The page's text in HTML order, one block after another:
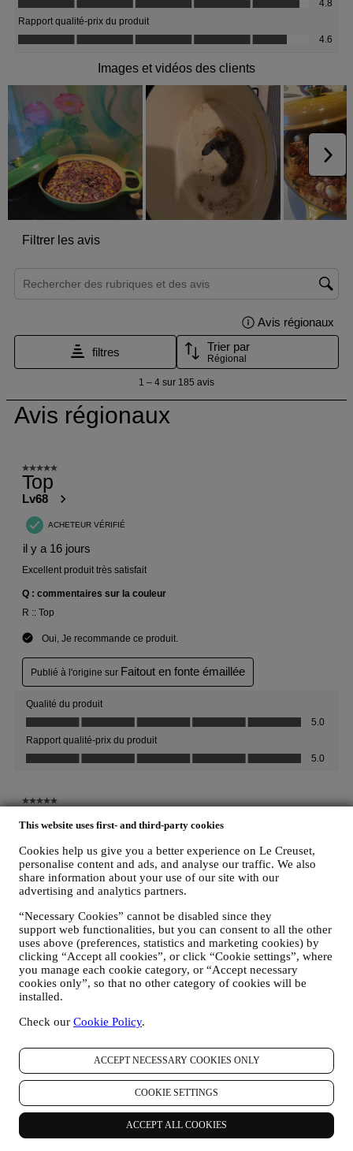
This website uses first- and third-party cookies
Cookies help us give you a better experience on Le Creuset,
personalise content and ads, and analyse our traffic. We also
share information about your use of our site with our
advertising and analytics partners.
“Necessary Cookies” cannot be disabled since they
support web functionalities, but you can consent to all the other
uses above (preferences, statistics and marketing cookies) by
clicking “Accept all cookies”, or click “Cookie settings”, where
you manage each cookie category, or “Accept necessary
cookies only”, so that no other category of cookies will be
installed.
Check our Cookie Policy.
ACCEPT NECESSARY COOKIES ONLY
COOKIE SETTINGS
ACCEPT ALL COOKIES